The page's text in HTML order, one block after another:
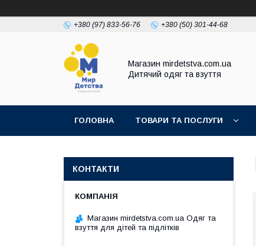
+380 (97) 833-56-76 +380 (50) 301-44-68
Магазин mirdetstva.com.ua
Дитячий одяг та взуття
ГОЛОВНА ТОВАРИ ТА ПОСЛУГИ
КОНТАКТИ
Магазин mirdetstva.com.ua Одяг та
взуття для дітей та підлітків